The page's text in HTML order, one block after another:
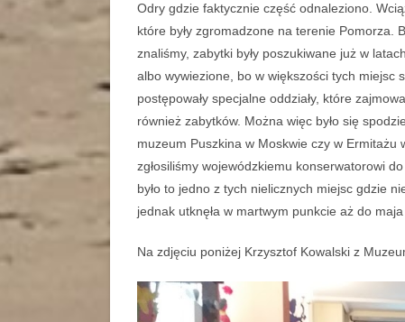
Odry gdzie faktycznie część odnaleziono.
które były zgromadzone na terenie Pomorza.
znaliśmy, zabytki były poszukiwane już w
albo wywiezione, bo w większości tych miejsc
postępowały specjalne oddziały, które
również zabytków. Można więc było się
muzeum Puszkina w Moskwie czy w
zgłosiliśmy wojewódzkiemu konserwatorowi
było to jedno z tych nielicznych miejsc gdzie
jednak utknęła w martwym punkcie aż do
Na zdjęciu poniżej Krzysztof Kowalski z